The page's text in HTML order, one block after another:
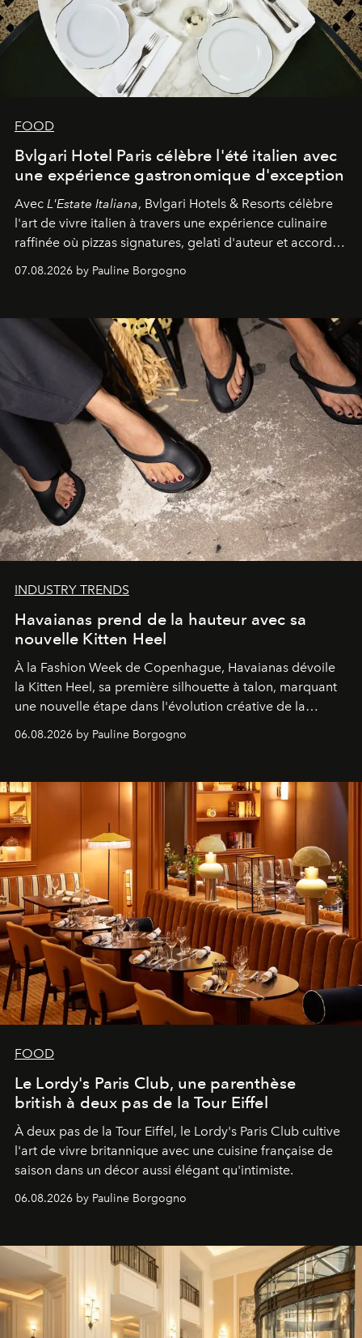
FOOD
Bvlgari Hotel Paris célèbre l'été italien avec
une expérience gastronomique d'exception
Avec L'Estate Italiana, Bvlgari Hotels & Resorts célèbre
l'art de vivre italien à travers une expérience culinaire
raffinée où pizzas signatures, gelati d'auteur et accords
d'exception composent un véritable voyage sensoriel.
07.08.2026 by Pauline Borgogno
INDUSTRY TRENDS
Havaianas prend de la hauteur avec sa
nouvelle Kitten Heel
À la Fashion Week de Copenhague, Havaianas dévoile
la Kitten Heel, sa première silhouette à talon, marquant
une nouvelle étape dans l'évolution créative de la
06.08.2026 by Pauline Borgogno
FOOD
Le Lordy's Paris Club, une parenthèse
british à deux pas de la Tour Eiffel
À deux pas de la Tour Eiffel, le Lordy's Paris Club cultive
l'art de vivre britannique avec une cuisine française de
saison dans un décor aussi élégant qu'intimiste.
06.08.2026 by Pauline Borgogno